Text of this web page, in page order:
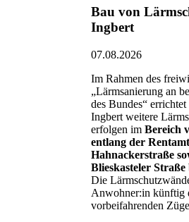
Bau von
Ingbert
07.08.2026
Im Rahmen des
„Lärmsanierung an
des Bundes“
Ingbert weitere
erfolgen imBereich
entlang der
Hahnackerstraße
Blieskasteler
Die
Anwohner:in künftig
vorbeifahrenden